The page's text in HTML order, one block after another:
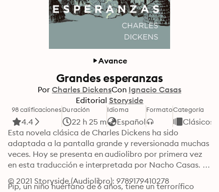
Avance
Grandes esperanzas
Por Charles DickensCon Ignacio Casas
Editorial Storyside
98 calificaciones
4.4
Duración
22 h 25 m
Idioma
Español
FormatoCategoría
Clásicos
Esta novela clásica de Charles Dickens ha sido
adaptada a la pantalla grande y reversionada muchas
veces. Hoy se presenta en audiolibro por primera vez
en esta traducción e interpretada por Nacho Casas.
Pip, un niño huérfano de 6 años, tiene un terrorífico
© 2021 Storyside (Audiolibro): 9789179410278